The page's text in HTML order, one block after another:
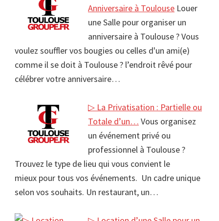
Anniversaire à Toulouse Louer
une Salle pour organiser un
anniversaire à Toulouse ? Vous
voulez souffler vos bougies ou celles d'un ami(e)
comme il se doit à Toulouse ? l’endroit rêvé pour
célébrer votre anniversaire…
▷ La Privatisation : Partielle ou
Totale d’un… Vous organisez
un événement privé ou
professionnel à Toulouse ?
Trouvez le type de lieu qui vous convient le
mieux pour tous vos événements. Un cadre unique
selon vos souhaits. Un restaurant, un…